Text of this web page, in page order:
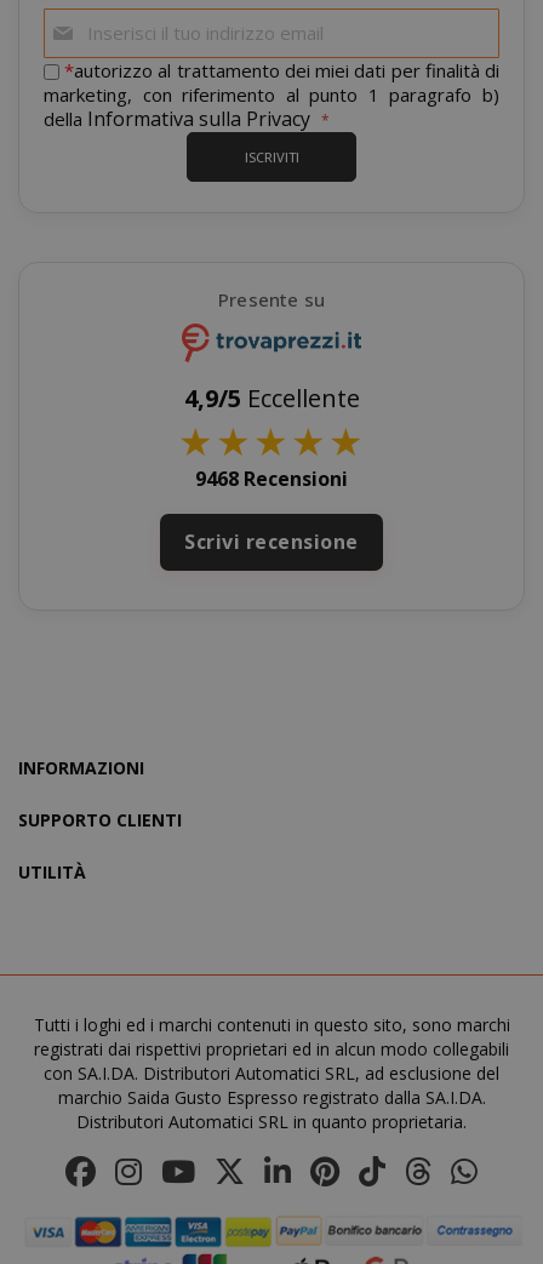
alla
nostra
newsletter:
*autorizzo al trattamento dei miei dati per finalità di
marketing, con riferimento al punto 1 paragrafo b)
della Informativa sulla Privacy
ISCRIVITI
Presente su
4,9/5 Eccellente
★★★★★
9468 Recensioni
Scrivi recensione
INFORMAZIONI
SUPPORTO CLIENTI
UTILITÀ
Tutti i loghi ed i marchi contenuti in questo sito, sono marchi
registrati dai rispettivi proprietari ed in alcun modo collegabili
con SA.I.DA. Distributori Automatici SRL, ad esclusione del
marchio Saida Gusto Espresso registrato dalla SA.I.DA.
Distributori Automatici SRL in quanto proprietaria.
mage-cache-sessid Adobe Inc.
mage-cache-storage
recently_compared_product
recently_viewed_product_previous Adobe Inc.